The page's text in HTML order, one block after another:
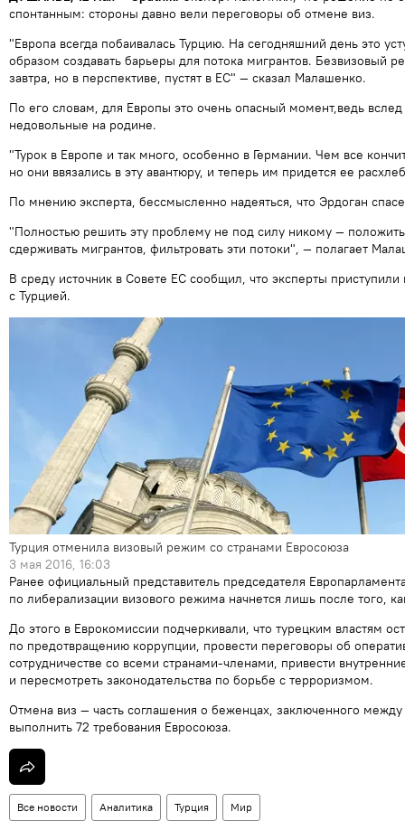
спонтанным: стороны давно вели переговоры об отмене виз.
"Европа всегда побаивалась Турцию. На сегодняшний день это
образом создавать барьеры для потока мигрантов. Безвизовый
завтра, но в перспективе, пустят в ЕС" — сказал Малашенко.
По его словам, для Европы это очень опасный момент,ведь
недовольные на родине.
"Турок в Европе и так много, особенно в Германии. Чем все
но они ввязались в эту авантюру, и теперь им придется ее
По мнению эксперта, бессмысленно надеяться, что Эрдоган
"Полностью решить эту проблему не под силу никому —
сдерживать мигрантов, фильтровать эти потоки", — полагает
В среду источник в Совете ЕС сообщил, что эксперты
с Турцией.
Турция отменила визовый режим со странами Евросоюза
3 мая 2016, 16:03
Ранее официальный представитель председателя
по либерализации визового режима начнется лишь после того,
До этого в Еврокомиссии подчеркивали, что турецким властям
по предотвращению коррупции, провести переговоры об
сотрудничестве со всеми странами-членами, привести
и пересмотреть законодательства по борьбе с терроризмом.
Отмена виз — часть соглашения о беженцах, заключенного
выполнить 72 требования Евросоюза.
Все новости Аналитика Турция Мир